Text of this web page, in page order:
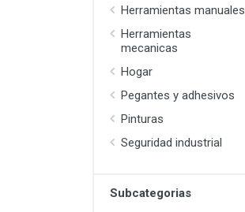
Herramientas manuales
Herramientas
mecanicas
Hogar
Pegantes y adhesivos
Pinturas
Seguridad industrial
Subcategorias